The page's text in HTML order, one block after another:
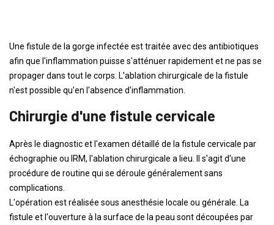
Une fistule de la gorge infectée est traitée avec des antibiotiques
afin que l'inflammation puisse s'atténuer rapidement et ne pas se
propager dans tout le corps. L'ablation chirurgicale de la fistule
n'est possible qu'en l'absence d'inflammation.
Chirurgie d'une fistule cervicale
Après le diagnostic et l'examen détaillé de la fistule cervicale par
échographie ou IRM, l'ablation chirurgicale a lieu. Il s'agit d'une
procédure de routine qui se déroule généralement sans
complications.
L'opération est réalisée sous anesthésie locale ou générale. La
fistule et l'ouverture à la surface de la peau sont découpées par